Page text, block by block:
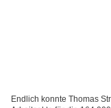
Endlich konnte Thomas